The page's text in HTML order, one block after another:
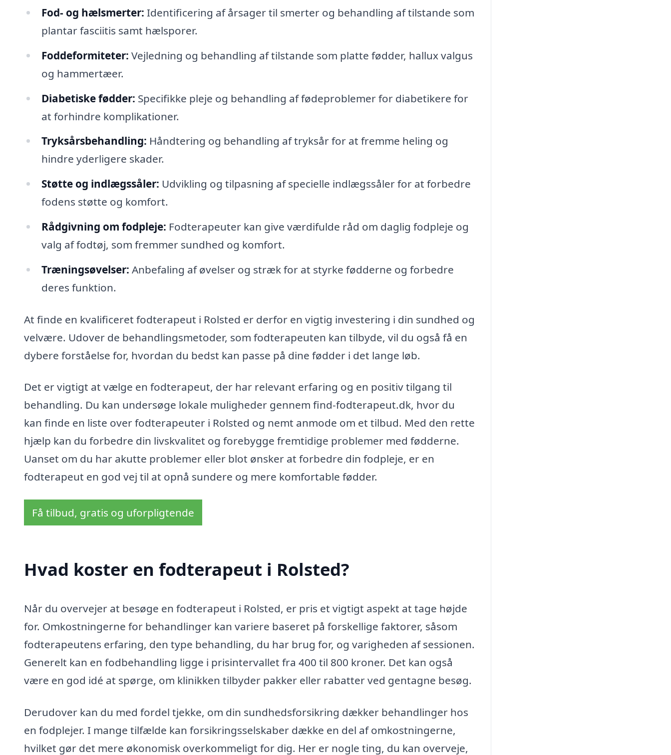
Fod- og hælsmerter: Identificering af årsager til smerter og behandling af tilstande som
plantar fasciitis samt hælsporer.
Foddeformiteter: Vejledning og behandling af tilstande som platte fødder, hallux valgus
og hammertæer.
Diabetiske fødder: Specifikke pleje og behandling af fødeproblemer for diabetikere for
at forhindre komplikationer.
Tryksårsbehandling: Håndtering og behandling af tryksår for at fremme heling og
hindre yderligere skader.
Støtte og indlægssåler: Udvikling og tilpasning af specielle indlægssåler for at forbedre
fodens støtte og komfort.
Rådgivning om fodpleje: Fodterapeuter kan give værdifulde råd om daglig fodpleje og
valg af fodtøj, som fremmer sundhed og komfort.
Træningsøvelser: Anbefaling af øvelser og stræk for at styrke fødderne og forbedre
deres funktion.
At finde en kvalificeret fodterapeut i Rolsted er derfor en vigtig investering i din sundhed og
velvære. Udover de behandlingsmetoder, som fodterapeuten kan tilbyde, vil du også få en
dybere forståelse for, hvordan du bedst kan passe på dine fødder i det lange løb.
Det er vigtigt at vælge en fodterapeut, der har relevant erfaring og en positiv tilgang til
behandling. Du kan undersøge lokale muligheder gennem find-fodterapeut.dk, hvor du
kan finde en liste over fodterapeuter i Rolsted og nemt anmode om et tilbud. Med den rette
hjælp kan du forbedre din livskvalitet og forebygge fremtidige problemer med fødderne.
Uanset om du har akutte problemer eller blot ønsker at forbedre din fodpleje, er en
fodterapeut en god vej til at opnå sundere og mere komfortable fødder.
Få tilbud, gratis og uforpligtende
Hvad koster en fodterapeut i Rolsted?
Når du overvejer at besøge en fodterapeut i Rolsted, er pris et vigtigt aspekt at tage højde
for. Omkostningerne for behandlinger kan variere baseret på forskellige faktorer, såsom
fodterapeutens erfaring, den type behandling, du har brug for, og varigheden af sessionen.
Generelt kan en fodbehandling ligge i prisintervallet fra 400 til 800 kroner. Det kan også
være en god idé at spørge, om klinikken tilbyder pakker eller rabatter ved gentagne besøg.
Derudover kan du med fordel tjekke, om din sundhedsforsikring dækker behandlinger hos
en fodplejer. I mange tilfælde kan forsikringsselskaber dække en del af omkostningerne,
hvilket gør det mere økonomisk overkommeligt for dig. Her er nogle ting, du kan overveje,